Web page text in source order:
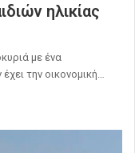
ηλικίας
με ένα
την οικονομική…